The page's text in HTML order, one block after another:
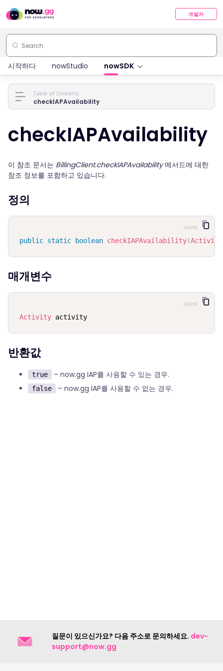
개발자
시작하다 nowStudio nowSDK
checkIAPAvailability
이 참조 문서는 BillingClient.checkIAPAvailability메서드에 대한
참조 정보를 포함하고 있습니다.
정의
public static boolean checkIAPAvailability(Activity
Java
매개변수
Activity activity
Java
반환값
true – now.gg IAP를 사용할 수 있는 경우.
false – now.gg IAP를 사용할 수 없는 경우.
Table of Contents
checkIAPAvailability
질문이 있으신가요? 다음 주소로 문의하세요. dev-
support@now.gg